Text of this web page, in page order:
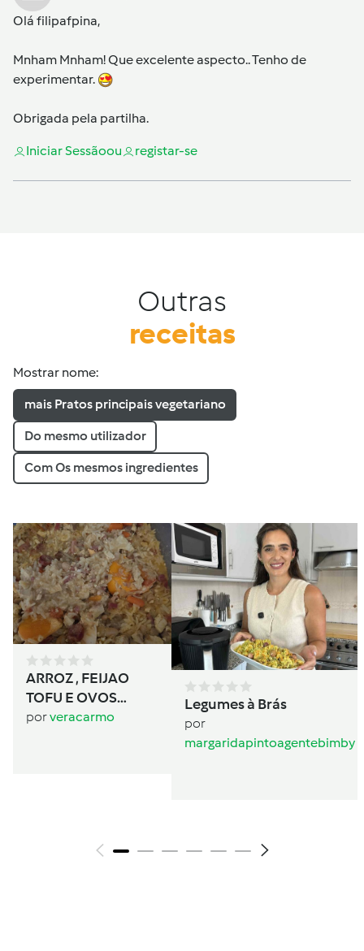
Olá filipafpina,
Mnham Mnham! Que excelente aspecto.. Tenho de
experimentar.
Obrigada pela partilha.
Iniciar Sessãoou registar-se
Outras
receitas
Mostrar nome:
mais Pratos principais vegetariano
Do mesmo utilizador
Com Os mesmos ingredientes
ARROZ , FEIJAO
TOFU E OVOS
ESCALFADOS
porveracarmo
Legumes à Brás
por
margaridapintoagentebimby